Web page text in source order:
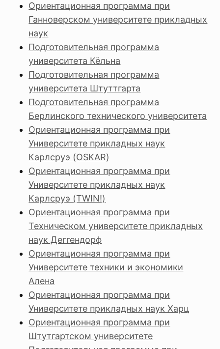
Ориентационная программа при
Ганноверском университете прикладных
наук
Подготовительная программа
университета Кёльна
Подготовительная программа
университета Штуттгарта
Подготовительная программа
Берлинского технического университета
Ориентационная программа при
Университете прикладных наук
Карлсруэ (OSKAR)
Ориентационная программа при
Университете прикладных наук
Карлсруэ (TWIN!)
Ориентационная программа при
Техническом университете прикладных
наук Деггендорф
Ориентационная программа при
Университете техники и экономики
Алена
Ориентационная программа при
Университете прикладных наук Харц
Ориентационная программа при
Штутгартском университете